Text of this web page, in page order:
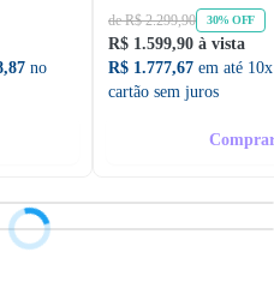
no
de R$ 2.299,90 30% OFF
R$ 1.599,90 à vista
R$ 1.777,67 em até
cartão sem juros